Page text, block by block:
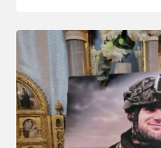
22:38 вчора